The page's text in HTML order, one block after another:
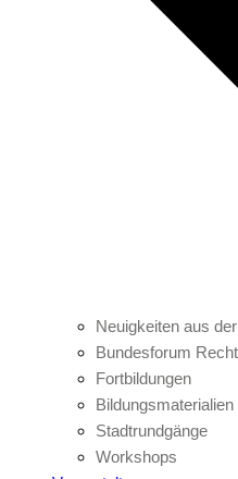
Neuigkeiten aus
Bundesforum
Fortbildungen
Bildungsmaterialien
Stadtrundgänge
Workshops